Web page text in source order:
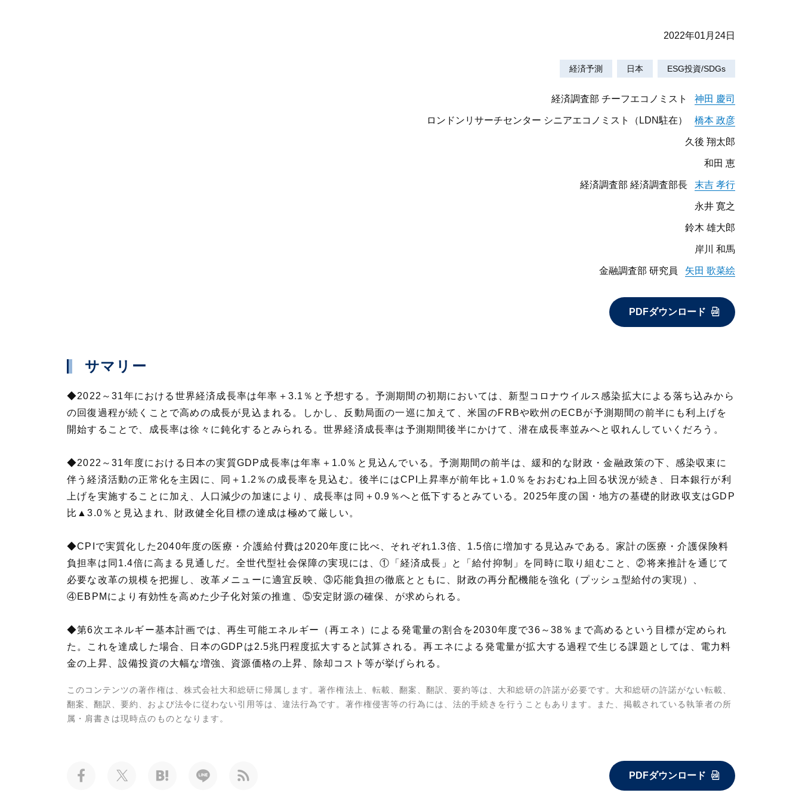
2022年01月24日
経済予測 日本 ESG投資/SDGs
経済調査部 チーフエコノミスト 神田 慶司
ロンドンリサーチセンター シニアエコノミスト（LDN駐在） 橋本 政彦
久後 翔太郎
和田 恵
経済調査部 経済調査部長 末吉 孝行
永井 寛之
鈴木 雄大郎
岸川 和馬
金融調査部 研究員 矢田 歌菜絵
PDFダウンロード
サマリー
◆2022～31年における世界経済成長率は年率＋3.1％と予想する。予測期間の初期においては、新型コロナウイルス感染拡大による落ち込みから
の回復過程が続くことで高めの成長が見込まれる。しかし、反動局面の一巡に加えて、米国のFRBや欧州のECBが予測期間の前半にも利上げを
開始することで、成長率は徐々に鈍化するとみられる。世界経済成長率は予測期間後半にかけて、潜在成長率並みへと収れんしていくだろう。
◆2022～31年度における日本の実質GDP成長率は年率＋1.0％と見込んでいる。予測期間の前半は、緩和的な財政・金融政策の下、感染収束に
伴う経済活動の正常化を主因に、同＋1.2％の成長率を見込む。後半にはCPI上昇率が前年比＋1.0％をおおむね上回る状況が続き、日本銀行が利
上げを実施することに加え、人口減少の加速により、成長率は同＋0.9％へと低下するとみている。2025年度の国・地方の基礎的財政収支はGDP
比▲3.0％と見込まれ、財政健全化目標の達成は極めて厳しい。
◆CPIで実質化した2040年度の医療・介護給付費は2020年度に比べ、それぞれ1.3倍、1.5倍に増加する見込みである。家計の医療・介護保険料
負担率は同1.4倍に高まる見通しだ。全世代型社会保障の実現には、①「経済成長」と「給付抑制」を同時に取り組むこと、②将来推計を通じて
必要な改革の規模を把握し、改革メニューに適宜反映、③応能負担の徹底とともに、財政の再分配機能を強化（プッシュ型給付の実現）、
④EBPMにより有効性を高めた少子化対策の推進、⑤安定財源の確保、が求められる。
◆第6次エネルギー基本計画では、再生可能エネルギー（再エネ）による発電量の割合を2030年度で36～38％まで高めるという目標が定められ
た。これを達成した場合、日本のGDPは2.5兆円程度拡大すると試算される。再エネによる発電量が拡大する過程で生じる課題としては、電力料
金の上昇、設備投資の大幅な増強、資源価格の上昇、除却コスト等が挙げられる。
このコンテンツの著作権は、株式会社大和総研に帰属します。著作権法上、転載、翻案、翻訳、要約等は、大和総研の許諾が必要です。大和総研の許諾がない転載、
翻案、翻訳、要約、および法令に従わない引用等は、違法行為です。著作権侵害等の行為には、法的手続きを行うこともあります。また、掲載されている執筆者の所
属・肩書きは現時点のものとなります。
PDFダウンロード